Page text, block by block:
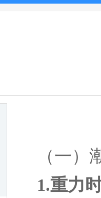
（一）
1.重力